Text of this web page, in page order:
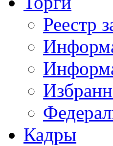
Реестр
Кадры